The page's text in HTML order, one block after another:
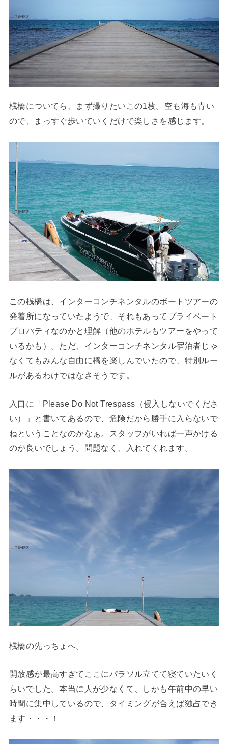
桟橋についてら、まず撮りたいこの1枚。空も海も青い
ので、まっすぐ歩いていくだけで楽しさを感じます。
この桟橋は、インターコンチネンタルのボートツアーの
発着所になっていたようで、それもあってプライベート
プロパティなのかと理解（他のホテルもツアーをやって
いるかも）。ただ、インターコンチネンタル宿泊者じゃ
なくてもみんな自由に橋を楽しんでいたので、特別ルー
ルがあるわけではなさそうです。
入口に「Please Do Not Trespass（侵入しないでくださ
い）」と書いてあるので、危険だから勝手に入らないで
ねということなのかなぁ。スタッフがいれば一声かける
のが良いでしょう。問題なく、入れてくれます。
桟橋の先っちょへ。
開放感が最高すぎてここにパラソル立てて寝ていたいく
らいでした。本当に人が少なくて、しかも午前中の早い
時間に集中しているので、タイミングが合えば独占でき
ます・・・！